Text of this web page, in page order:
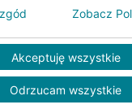
Akceptuję wszystkie
Odrzucam wszystkie
Zobacz